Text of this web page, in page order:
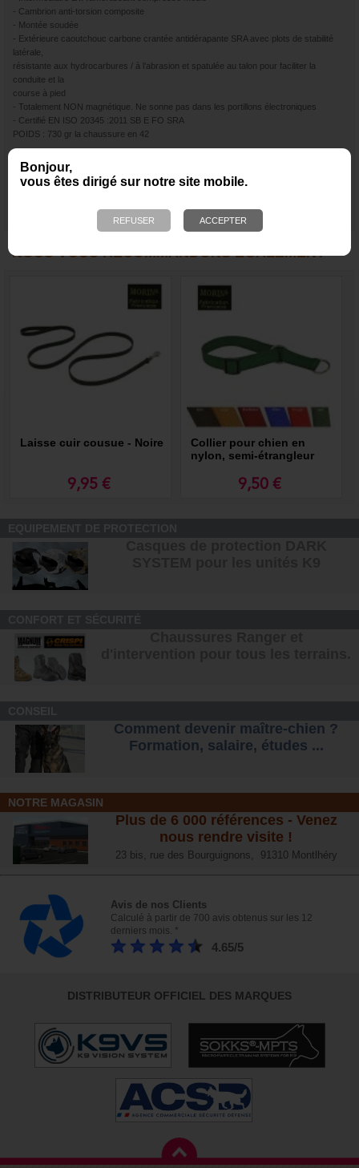
Bonjour,
vous êtes dirigé sur notre site mobile.
- Cambrion anti-torsion composite
- Montée soudée
- Extérieure caoutchouc carbone crantée antidérapante SRA avec plots de stabilité
latérale,
résistante aux hydrocarbures / à l’abrasion et spatulée au talon pour faciliter la
conduite et la
course à pied
- Totalement NON magnétique. Ne sonne pas dans les portillons électroniques
- Certifié EN ISO 20345 :2011 SB E FO SRA
POIDS : 730 gr la chaussure en 42
NOUS VOUS RECOMMANDONS ÉGALEMENT
Laisse cuir cousue - Noire
9,95 €
Collier pour chien en
nylon, semi-étrangleur
9,50 €
Comment devenir maître-chien ?
Formation, salaire, études ...
NOTRE MAGASIN
Plus de 6 000 références - Venez
nous rendre visite !
23 bis, rue des Bourguignons, 91310 Montlhéry
Avis de nos Clients
Calculé à partir de 700 avis obtenus sur les 12
derniers mois. *
4.65/5
DISTRIBUTEUR OFFICIEL DES MARQUES